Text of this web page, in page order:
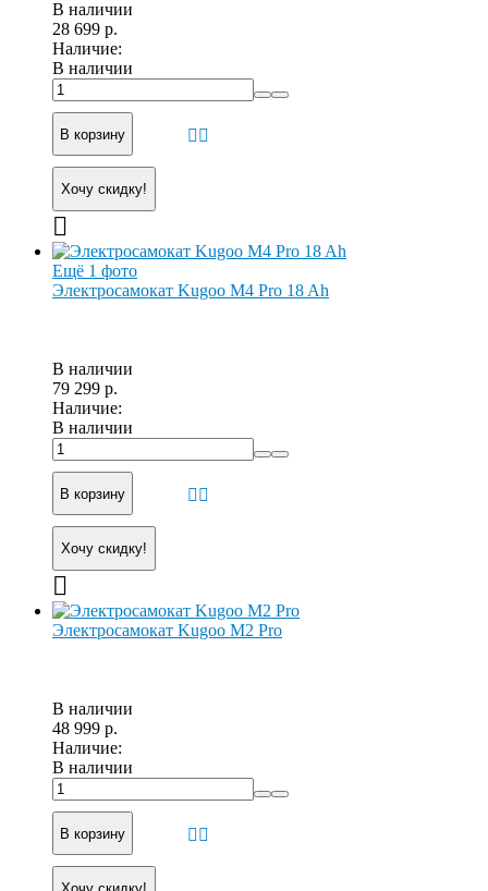
В наличии
28 699 р.
Наличие:
В наличии
В корзину
Хочу скидку!
Ещё 1 фото
Электросамокат Kugoo M4 Pro 18 Ah
В наличии
79 299 р.
Наличие:
В наличии
В корзину
Хочу скидку!
Электросамокат Kugoo M2 Pro
В наличии
48 999 р.
Наличие:
В наличии
В корзину